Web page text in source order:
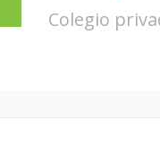
Colegio